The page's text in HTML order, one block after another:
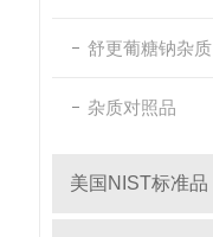
舒更葡糖钠杂质
杂质对照品
美国NIST标准品